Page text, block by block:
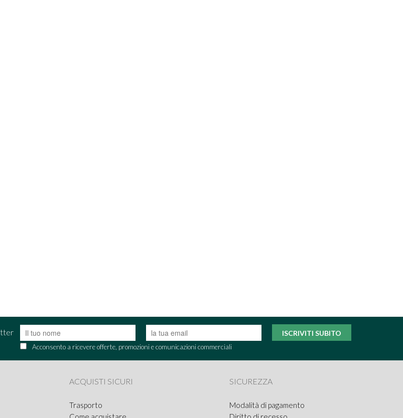
ISCRIVITI SUBITO
Acconsento a ricevere offerte, promozioni e comunicazioni commerciali
ACQUISTI SICURI
Trasporto
SICUREZZA
Modalità di pagamento